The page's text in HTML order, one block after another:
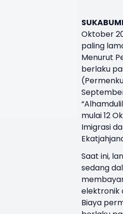
Oktober
paling
Menurut
berlaku
mulai 12
Imigrasi
Saat ini,
sedang
elektronik
Biaya